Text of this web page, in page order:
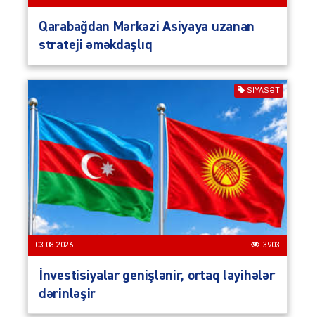
Qarabağdan Mərkəzi Asiyaya uzanan
strateji əməkdaşlıq
SIYASƏT
03.08.2026 3903
İnvestisiyalar genişlənir, ortaq layihələr
dərinləşir